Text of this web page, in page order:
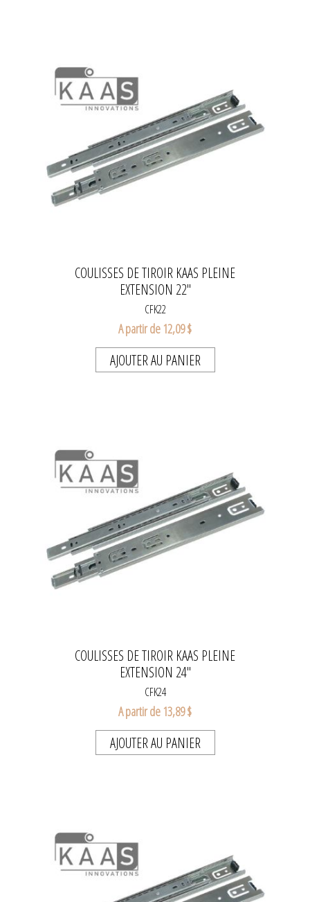
COULISSES DE TIROIR KAAS PLEINE
EXTENSION 22"
CFK22
A partir de 12,09 $
AJOUTER AU PANIER
COULISSES DE TIROIR KAAS PLEINE
EXTENSION 24"
CFK24
A partir de 13,89 $
AJOUTER AU PANIER